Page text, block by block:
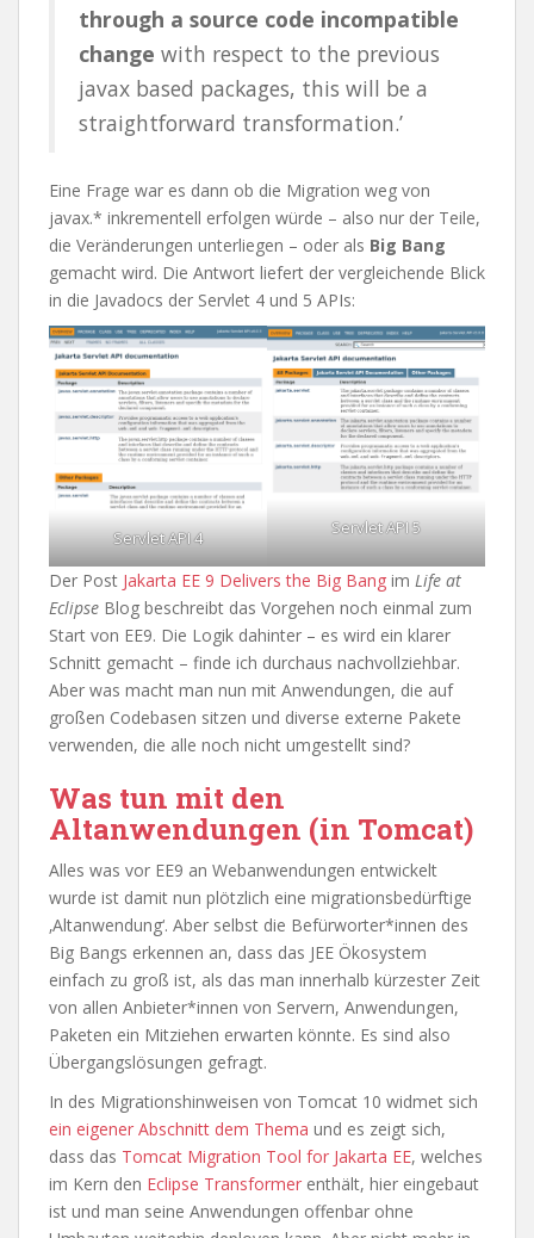
through a source code incompatible
change with respect to the previous
javax based packages, this will be a
straightforward transformation.’
Eine Frage war es dann ob die Migration weg von
javax.* inkrementell erfolgen würde – also nur der Teile,
die Veränderungen unterliegen – oder als Big Bang
gemacht wird. Die Antwort liefert der vergleichende Blick
in die Javadocs der Servlet 4 und 5 APIs:
Servlet API 4 Servlet API 5
Der Post Jakarta EE 9 Delivers the Big Bang im Life at
Eclipse Blog beschreibt das Vorgehen noch einmal zum
Start von EE9. Die Logik dahinter – es wird ein klarer
Schnitt gemacht – finde ich durchaus nachvollziehbar.
Aber was macht man nun mit Anwendungen, die auf
großen Codebasen sitzen und diverse externe Pakete
verwenden, die alle noch nicht umgestellt sind?
Was tun mit den
Altanwendungen (in Tomcat)
Alles was vor EE9 an Webanwendungen entwickelt
wurde ist damit nun plötzlich eine migrationsbedürftige
‚Altanwendung‘. Aber selbst die Befürworter*innen des
Big Bangs erkennen an, dass das JEE Ökosystem
einfach zu groß ist, als das man innerhalb kürzester Zeit
von allen Anbieter*innen von Servern, Anwendungen,
Paketen ein Mitziehen erwarten könnte. Es sind also
Übergangslösungen gefragt.
In des Migrationshinweisen von Tomcat 10 widmet sich
ein eigener Abschnitt dem Thema und es zeigt sich,
dass das Tomcat Migration Tool for Jakarta EE, welches
im Kern den Eclipse Transformer enthält, hier eingebaut
ist und man seine Anwendungen offenbar ohne